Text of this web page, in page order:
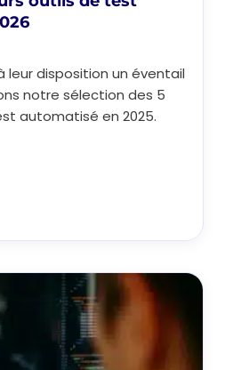
leur disposition un éventail
notre sélection des 5
automatisé en 2025.